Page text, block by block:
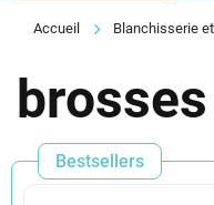
Blanchisserie
Bestsellers